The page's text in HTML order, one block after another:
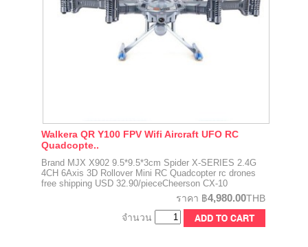
Walkera QR Y100 FPV Wifi Aircraft UFO RC
Quadcopte..
Brand MJX X902 9.5*9.5*3cm Spider X-SERIES 2.4G
4CH 6Axis 3D Rollover Mini RC Quadcopter rc drones
free shipping USD 32.90/pieceCheerson CX-10
ราคา ฿4,980.00THB
จำนวน